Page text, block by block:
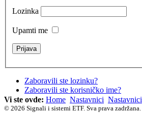
Lozinka
Upamti me
Zaboravili ste lozinku?
Zaboravili ste korisničko ime?
Vi ste ovde: Home Nastavnici Nastavnici
© 2026 Signali i sistemi ETF. Sva prava zadržana.